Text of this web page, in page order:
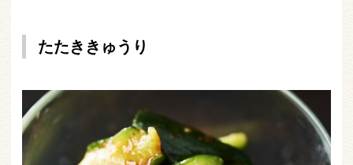
たたききゅうり